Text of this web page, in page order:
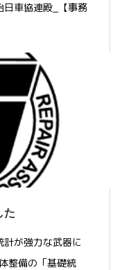
日車協連殿_【事務
た
計が強力な武器に
整備の「基礎統